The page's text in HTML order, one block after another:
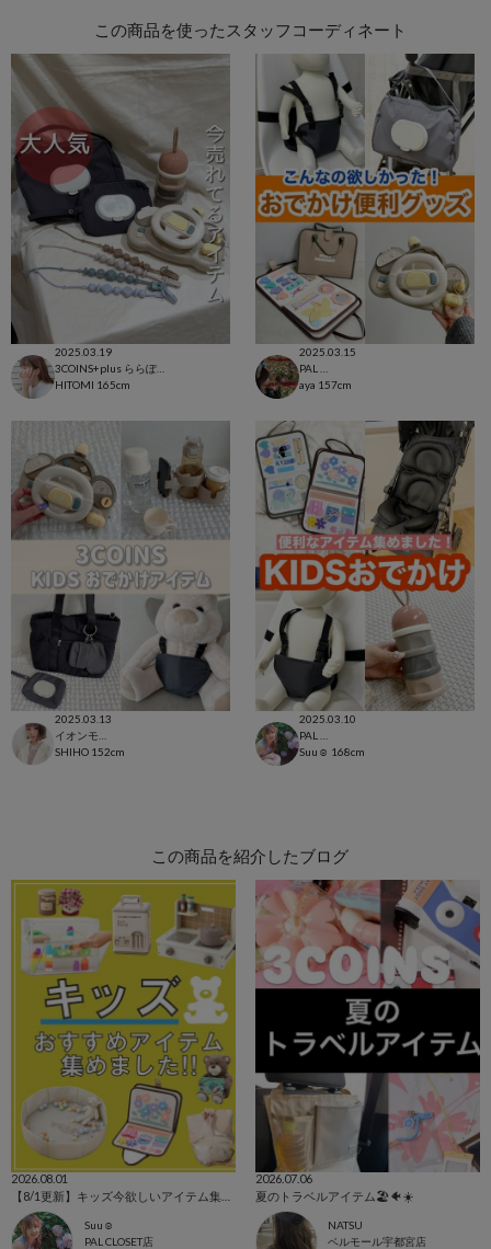
この商品を使ったスタッフコーディネート
2025.03.19
HITOMI 165cm
2025.03.15
aya 157cm
2025.03.13
SHIHO 152cm
2025.03.10
Suu☺︎ 168cm
この商品を紹介したブログ
2026.08.01
Suu☺︎
PAL CLOSET店
2026.07.06
夏のトラベルアイテム🏖🐠☀️
NATSU
ベルモール宇都宮店